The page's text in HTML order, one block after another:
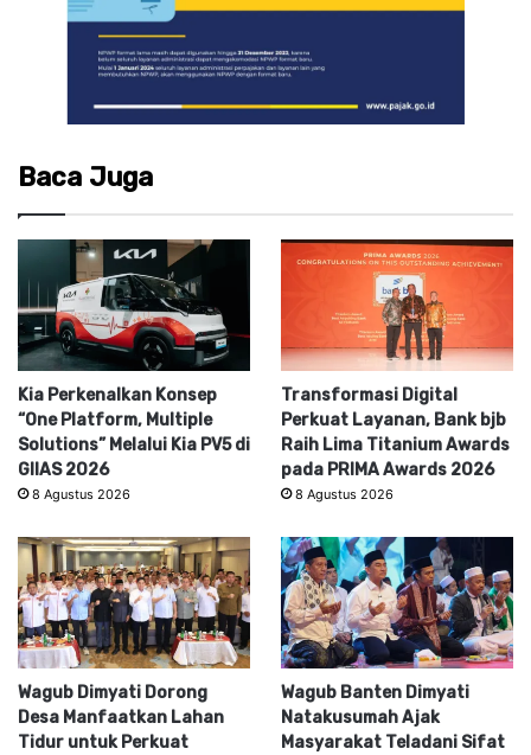
Baca Juga
Kia Perkenalkan Konsep
“One Platform, Multiple
Solutions” Melalui Kia PV5 di
GIIAS 2026
8 Agustus 2026
Transformasi Digital
Perkuat Layanan, Bank bjb
Raih Lima Titanium Awards
pada PRIMA Awards 2026
8 Agustus 2026
Wagub Dimyati Dorong
Desa Manfaatkan Lahan
Tidur untuk Perkuat
Wagub Banten Dimyati
Natakusumah Ajak
Masyarakat Teladani Sifat